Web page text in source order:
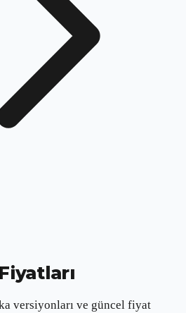
Fiyatları
versiyonları ve güncel fiyat